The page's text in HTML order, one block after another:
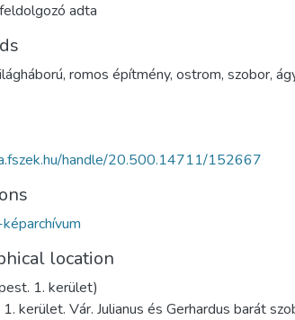
adta
, romos építmény, ostrom, szobor,
handle/20.500.14711/152667
location
1. kerület)
kerület. Vár. Julianus és Gerhardus barát